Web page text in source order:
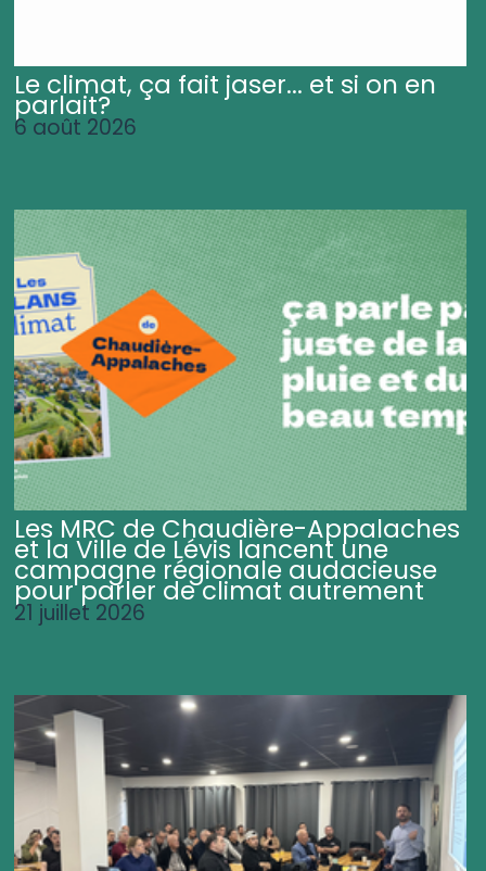
Le climat, ça fait jaser... et si on en
parlait?
6 août 2026
Les MRC de Chaudière-Appalaches
et la Ville de Lévis lancent une
campagne régionale audacieuse
pour parler de climat autrement
21 juillet 2026